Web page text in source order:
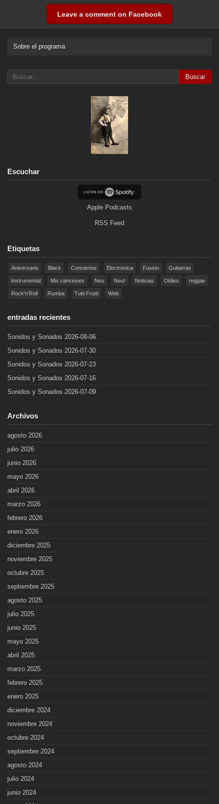
Leave a comment on Facebook
Sobre el programa
Buscar
Escuchar
Apple Podcasts
RSS Feed
Etiquetas
Aniversario Black Conciertos Electronica Fusion Guitarras
Instrumental Mis canciones Neu Neu! Noticias Oldies reggae
Rock'n'Roll Rumba Tutti Frutti Web
entradas recientes
Sonidos y Sonados 2026-08-06
Sonidos y Sonados 2026-07-30
Sonidos y Sonados 2026-07-23
Sonidos y Sonados 2026-07-16
Sonidos y Sonados 2026-07-09
Archivos
agosto 2026
julio 2026
junio 2026
mayo 2026
abril 2026
marzo 2026
febrero 2026
enero 2026
diciembre 2025
noviembre 2025
octubre 2025
septiembre 2025
agosto 2025
julio 2025
junio 2025
mayo 2025
abril 2025
marzo 2025
febrero 2025
enero 2025
diciembre 2024
noviembre 2024
octubre 2024
septiembre 2024
agosto 2024
julio 2024
junio 2024